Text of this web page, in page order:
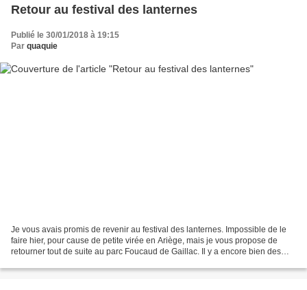
Retour au festival des lanternes
Publié le 30/01/2018 à 19:15
Par quaquie
Je vous avais promis de revenir au festival des lanternes. Impossible de le
faire hier, pour cause de petite virée en Ariège, mais je vous propose de
retourner tout de suite au parc Foucaud de Gaillac. Il y a encore bien des